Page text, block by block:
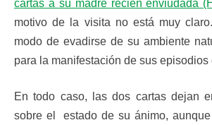
cartas a su madre recién enviudada
motivo de la visita no está muy
modo de evadirse de su ambiente
para la manifestación de sus episodios
En todo caso, las dos cartas dejan
sobre el estado de su ánimo,